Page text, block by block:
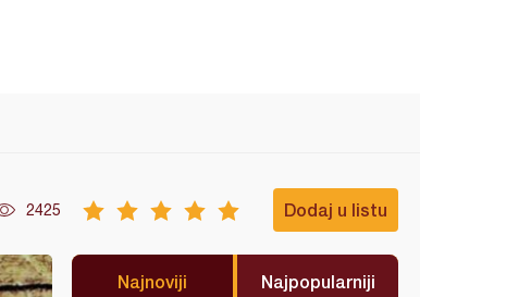
2425 Dodaj u listu
Najnoviji Najpopularniji